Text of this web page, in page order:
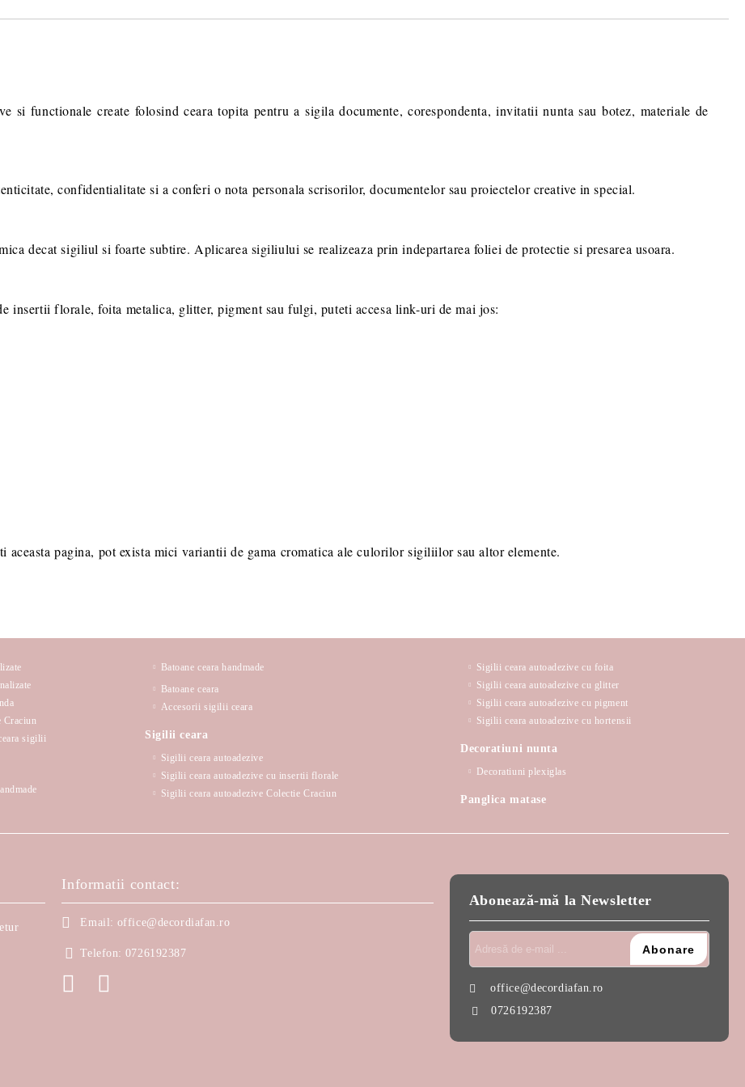
Va multumim! Veti fi contactat pentru stabilirea eventualelor detalii
si functionale create folosind ceara topita pentru a sigila documente, corespondenta, invitatii nunta sau botez, materiale de
confidentialitate si a conferi o nota personala scrisorilor, documentelor sau proiectelor creative in special.
decat sigiliul si foarte subtire. Aplicarea sigiliului se realizeaza prin indepartarea foliei de protectie si presarea usoara.
insertii florale, foita metalica, glitter, pigment sau fulgi, puteti accesa link-uri de mai jos:
pagina, pot exista mici variantii de gama cromatica ale culorilor sigiliilor sau altor elemente.
Craciun
sigilii
Batoane ceara handmade
Batoane ceara
Accesorii sigilii ceara
Sigilii ceara
Sigilii ceara autoadezive
Sigilii ceara autoadezive cu insertii florale
Sigilii ceara autoadezive Colectie Craciun
Sigilii ceara autoadezive cu foita
Sigilii ceara autoadezive cu glitter
Sigilii ceara autoadezive cu pigment
Sigilii ceara autoadezive cu hortensii
Decoratiuni nunta
Decoratiuni plexiglas
Panglica matase
Informatii contact:
Email: office@decordiafan.ro
Telefon: 0726192387
Abonează-mă la Newsletter
office@decordiafan.ro
0726192387